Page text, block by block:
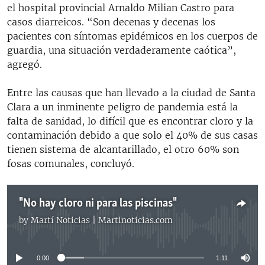
el hospital provincial Arnaldo Milian Castro para
casos diarreicos. “Son decenas y decenas los
pacientes con síntomas epidémicos en los cuerpos de
guardia, una situación verdaderamente caótica”,
agregó.
Entre las causas que han llevado a la ciudad de Santa
Clara a un inminente peligro de pandemia está la
falta de sanidad, lo difícil que es encontrar cloro y la
contaminación debido a que solo el 40% de sus casas
tienen sistema de alcantarillado, el otro 60% son
fosas comunales, concluyó.
"No hay cloro ni para las piscinas"
by Martí Noticias | Martinoticias.com
No media source currently available
0:00 1:11